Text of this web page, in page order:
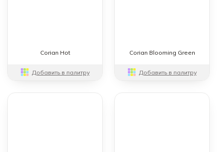
Corian Hot
Добавить в палитру
Corian Blooming Green
Добавить в палитру